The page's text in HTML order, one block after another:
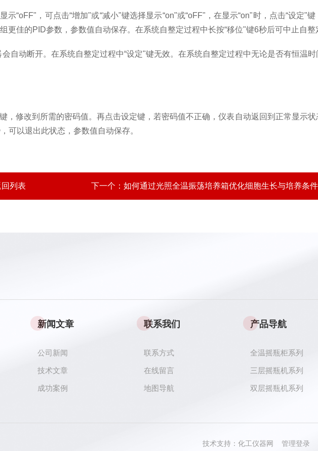
示“oFF"，可点击“增加"或“减小"键选择显示“on"或“oFF"，在显示“on"时，点击“设定"
更佳的PID参数，参数值自动保存。在系统自整定过程中长按“移位"键6秒后可中止自整
自动断开。在系统自整定过程中“设定"键无效。在系统自整定过程中无论是否有恒温
，修改到所需的密码值。再点击设定键，若密码值不正确，仪表自动返回到正常显示
可以退出此状态，参数值自动保存。
列表 下一个： 如何通过光照全温振荡培养箱优化细胞生长与培养条
新闻文章
公司新闻
技术文章
成功案例
联系我们
联系方式
在线留言
地图导航
产品导航
全温摇瓶柜系列
三层摇瓶机系列
双层摇瓶机系列
技术支持： 化工仪器网 管理登录